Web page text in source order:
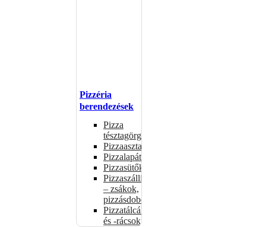
Pizzéria
berendezések
Pizza
tésztagörgők
Pizzaasztalok
Pizzalapátok
Pizzasütők
Pizzaszállítás
– zsákok,
pizzásdobozok
Pizzatálcák
és -rácsok